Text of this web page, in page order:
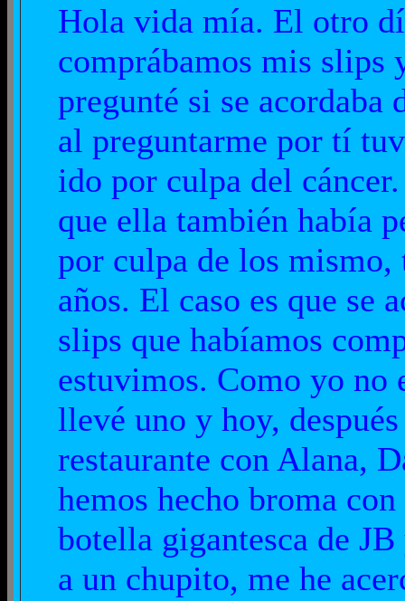
Hola vida mía. El otro
comprábamos mis slips
pregunté si se
al preguntarme por tí
ido por culpa del
que ella también había
por culpa de los
años. El caso es que se
slips que habíamos
estuvimos. Como yo no
llevé uno y hoy,
restaurante con Alana,
hemos hecho broma
botella gigantesca de
a un chupito, me he